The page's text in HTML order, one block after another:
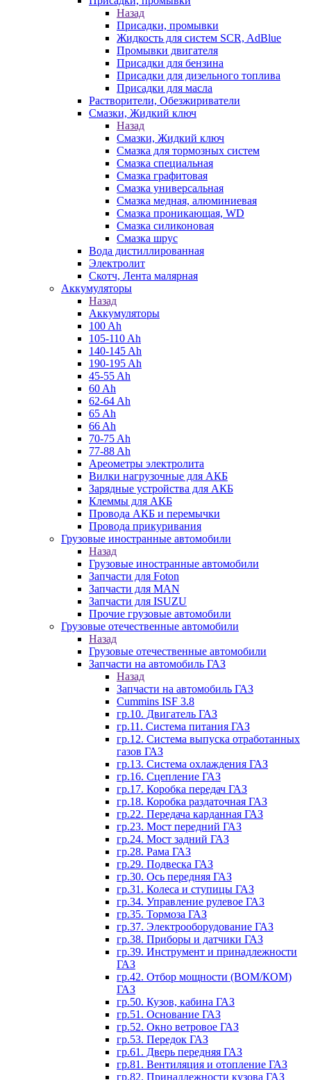
Назад
Присадки, промывки
Жидкость для систем SCR, AdBlue
Промывки двигателя
Присадки для бензина
Присадки для дизельного топлива
Присадки для масла
Растворители, Обезжириватели
Смазки, Жидкий ключ
Назад
Смазки, Жидкий ключ
Смазка для тормозных систем
Смазка специальная
Смазка графитовая
Смазка универсальная
Смазка медная, алюминиевая
Смазка проникающая, WD
Смазка силиконовая
Смазка шрус
Вода дистиллированная
Электролит
Скотч, Лента малярная
Аккумуляторы
Назад
Аккумуляторы
100 Ah
105-110 Ah
140-145 Ah
190-195 Ah
45-55 Ah
60 Ah
62-64 Ah
65 Ah
66 Ah
70-75 Ah
77-88 Ah
Ареометры электролита
Вилки нагрузочные для АКБ
Зарядные устройства для АКБ
Клеммы для АКБ
Провода АКБ и перемычки
Провода прикуривания
Грузовые иностранные автомобили
Назад
Грузовые иностранные автомобили
Запчасти для Foton
Запчасти для MAN
Запчасти для ISUZU
Прочие грузовые автомобили
Грузовые отечественные автомобили
Назад
Грузовые отечественные автомобили
Запчасти на автомобиль ГАЗ
Назад
Запчасти на автомобиль ГАЗ
Cummins ISF 3.8
гр.10. Двигатель ГАЗ
гр.11. Система питания ГАЗ
гр.12. Система выпуска отработанных
газов ГАЗ
гр.13. Система охлаждения ГАЗ
гр.16. Сцепление ГАЗ
гр.17. Коробка передач ГАЗ
гр.18. Коробка раздаточная ГАЗ
гр.22. Передача карданная ГАЗ
гр.23. Мост передний ГАЗ
гр.24. Мост задний ГАЗ
гр.28. Рама ГАЗ
гр.29. Подвеска ГАЗ
гр.30. Ось передняя ГАЗ
гр.31. Колеса и ступицы ГАЗ
гр.34. Управление рулевое ГАЗ
гр.35. Тормоза ГАЗ
гр.37. Электрооборудование ГАЗ
гр.38. Приборы и датчики ГАЗ
гр.39. Инструмент и принадлежности
ГАЗ
гр.42. Отбор мощности (ВОМ/КОМ)
ГАЗ
гр.50. Кузов, кабина ГАЗ
гр.51. Основание ГАЗ
гр.52. Окно ветровое ГАЗ
гр.53. Передок ГАЗ
гр.61. Дверь передняя ГАЗ
гр.81. Вентиляция и отопление ГАЗ
гр.82. Принадлежности кузова ГАЗ